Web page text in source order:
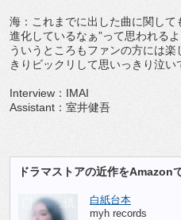
海：これまでに出した曲に関して
進化しているなぁ”って思われる
ういうところもファンの方には
きりビックリして思いっきり泣い
Interview：IMAI
Assistant：室井健吾
ドラマストアの近作をAmazon
白紙台本
myh records